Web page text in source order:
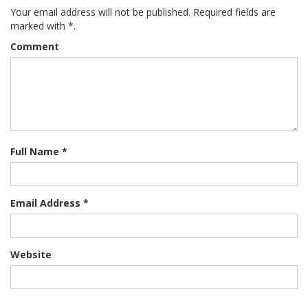
Your email address will not be published. Required fields are
marked with *.
Comment
Full Name *
Email Address *
Website